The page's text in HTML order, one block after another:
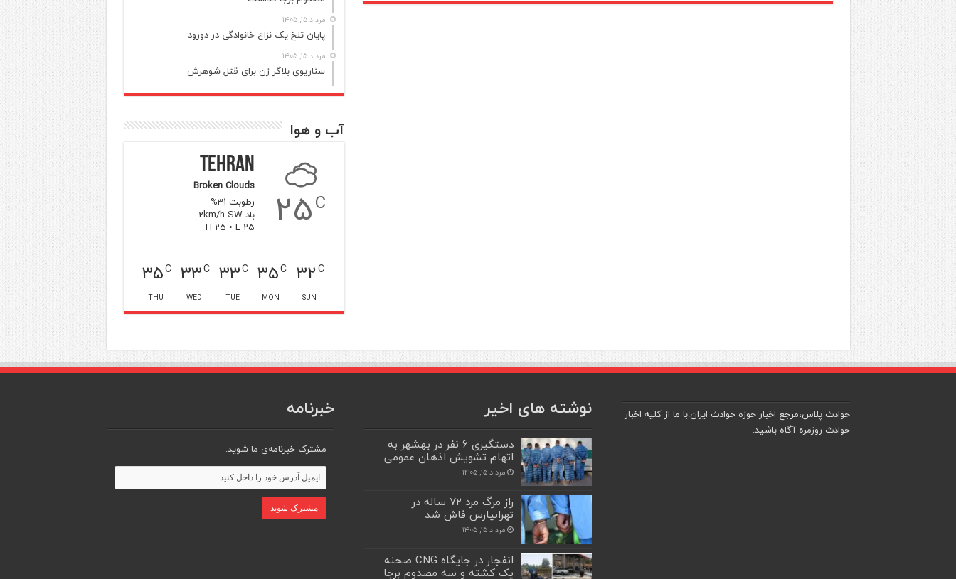
مرداد ۱۵, ۱۴۰۵
پایان تلخ یک نزاع خانوادگی در دورود
مرداد ۱۵, ۱۴۰۵
سناریوی بلاگر زن برای قتل شوهرش
آب و هوا
25C
Tehran
Broken Clouds
رطوبت 31%
باد 2km/h SW
H 25 • L 25
32C
SUN
35C
MON
33C
TUE
33C
WED
35C
THU
حوادث پلاس،مرجع اخبار حوزه حوادث ایران.با ما از کلیه اخبار
حوادث روزمره آگاه باشید.
نوشته های اخیر
دستگیری ۶ نفر در بهشهر به
اتهام تشویش اذهان عمومی
مرداد ۱۵, ۱۴۰۵
راز مرگ مرد ۷۲ ساله در
تهرانپارس فاش شد
مرداد ۱۵, ۱۴۰۵
انفجار در جایگاه CNG صحنه
یک کشته و سه مصدوم برجا
خبرنامه
مشترک خبرنامه‌ی ما شوید.